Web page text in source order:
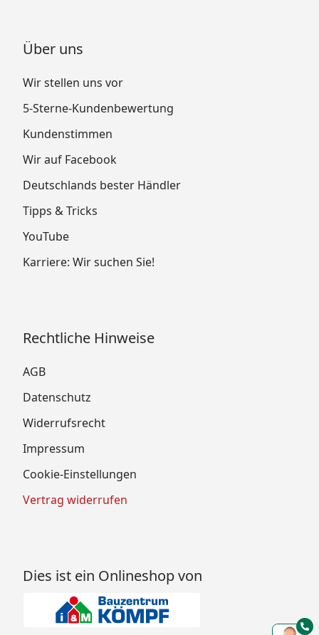
Über uns
Wir stellen uns vor
5-Sterne-Kundenbewertung
Kundenstimmen
Wir auf Facebook
Deutschlands bester Händler
Tipps & Tricks
YouTube
Karriere: Wir suchen Sie!
Rechtliche Hinweise
AGB
Datenschutz
Widerrufsrecht
Impressum
Cookie-Einstellungen
Vertrag widerrufen
Dies ist ein Onlineshop von